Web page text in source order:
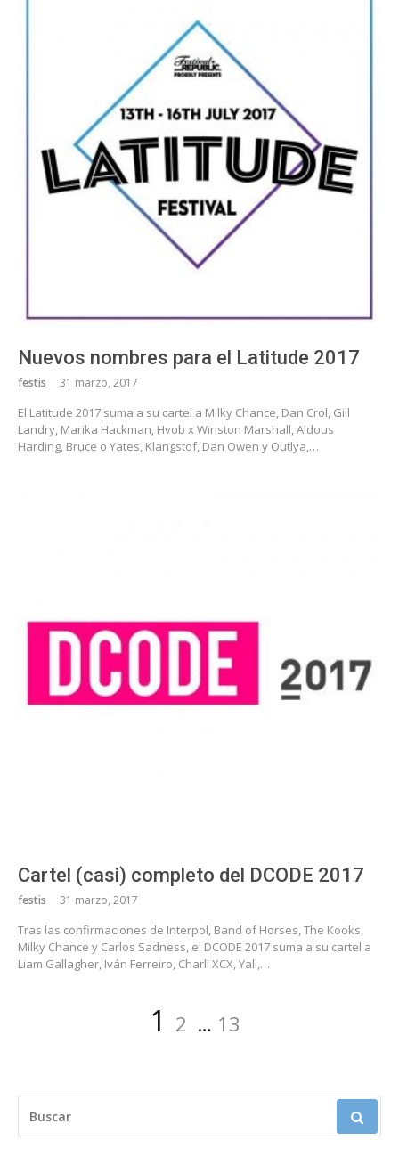
Nuevos nombres para el Latitude 2017
festis 31 marzo, 2017
El Latitude 2017 suma a su cartel a Milky Chance, Dan Crol, Gill
Landry, Marika Hackman, Hvob x Winston Marshall, Aldous
Harding, Bruce o Yates, Klangstof, Dan Owen y Outlya,…
Cartel (casi) completo del DCODE 2017
festis 31 marzo, 2017
Tras las confirmaciones de Interpol, Band of Horses, The Kooks,
Milky Chance y Carlos Sadness, el DCODE 2017 suma a su cartel a
Liam Gallagher, Iván Ferreiro, Charli XCX, Yall,…
Página
1 Página
2 … Página
13